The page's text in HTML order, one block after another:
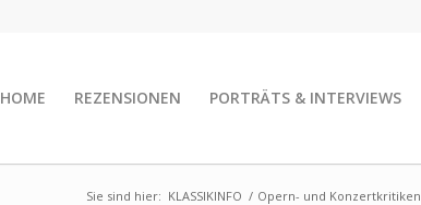
HOME REZENSIONEN PORTRÄTS & INTERVIEWS
Sie sind hier: KLASSIKINFO / Opern- und Konzertkritiken